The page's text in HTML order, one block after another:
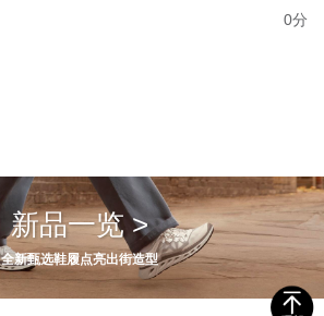
0分
新品一览 >
全新甄选鞋履点亮出街造型